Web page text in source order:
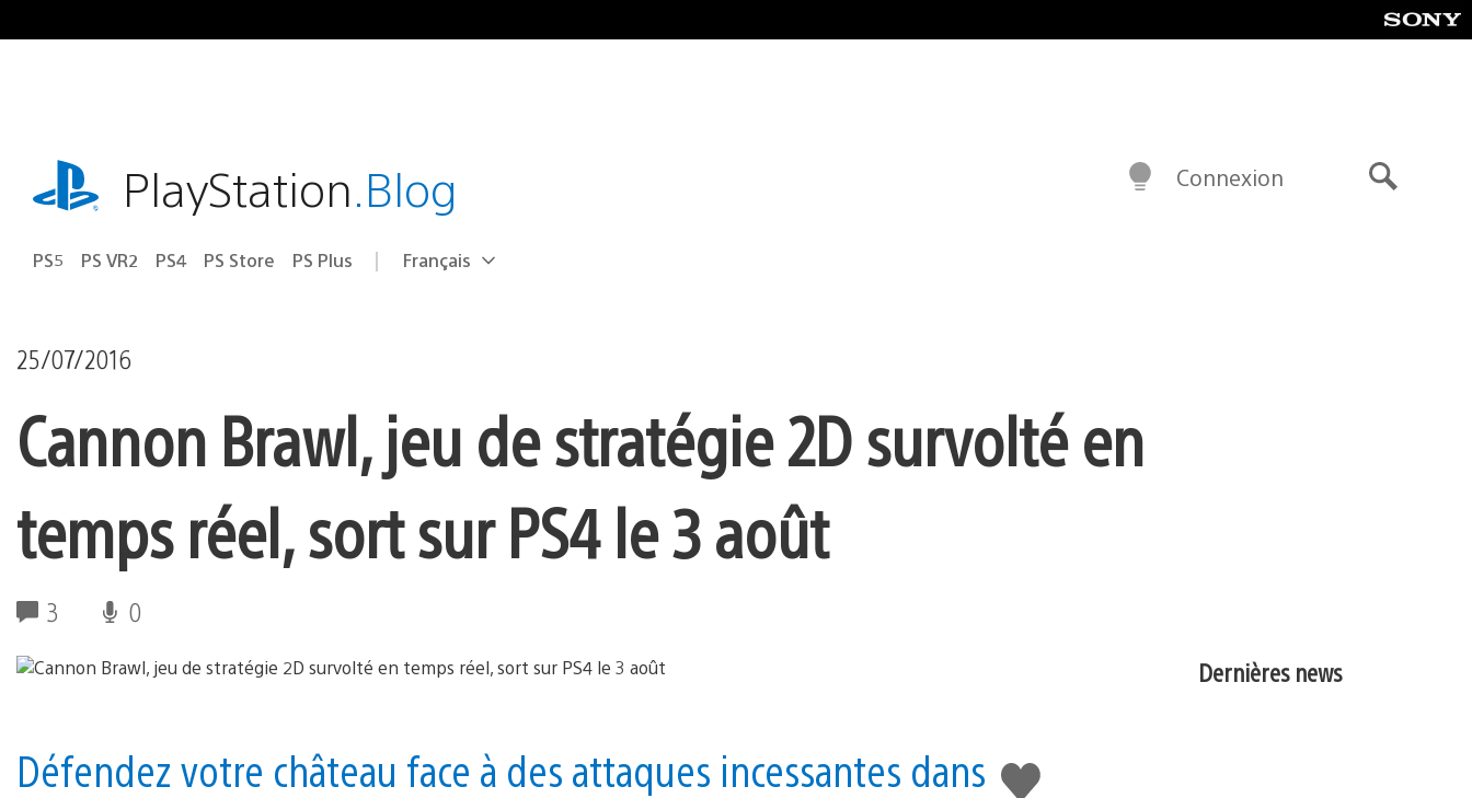
au
playstation.comPlayStation.Blog
PS5 PS VR2 PS4 PS Store PS Plus Choisir
Région
Français
Connexion
25/07/2016
Cannon Brawl, jeu de stratégie 2D survolté en
temps réel, sort sur PS4 le 3 août
3 0
J'aime
Défendez votre château face à des attaques incessantes dans
Dernières news